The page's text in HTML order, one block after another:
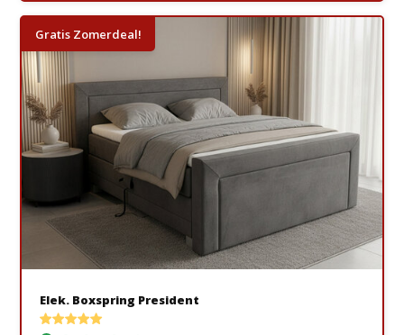
Gratis Zomerdeal!
Elek. Boxspring President